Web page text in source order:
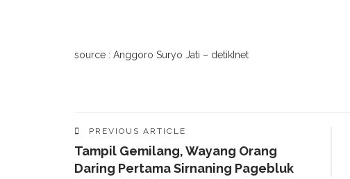
source : Anggoro Suryo Jati – detikInet
PREVIOUS ARTICLE
Tampil Gemilang, Wayang Orang
Daring Pertama Sirnaning Pagebluk